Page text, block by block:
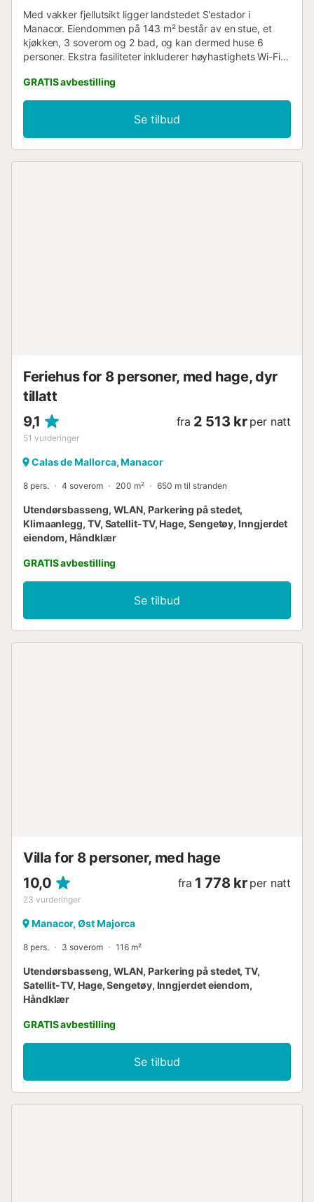
Med vakker fjellutsikt ligger landstedet S'estador i
Manacor. Eiendommen på 143 m² består av en stue, et
kjøkken, 3 soverom og 2 bad, og kan dermed huse 6
personer. Ekstra fasiliteter inkluderer høyhastighets Wi-Fi
tillegg er et bordtennisbord tilgjengelig for bruk.
Barneseng og barnestol er også tilgjengelig. Denne boligen
tilbyr ikke klimaanlegg. Denne ferieboligen har en privat
uteplass med basseng, hage, åpen terrasse, overbygd
terrasse, grillområde og lekeplass. 2 parkeringsplasser er
GRATIS avbestilling
Se tilbud
Feriehus for 8 personer, med hage, dyr
tillatt
9,1
51 vurderinger
fra 2 513 kr per natt
Calas de Mallorca, Manacor
8 pers. 4 soverom 200 m² 650 m til stranden
Utendørsbasseng, WLAN, Parkering på stedet,
Klimaanlegg, TV, Satellit-TV, Hage, Sengetøy, Inngjerdet
eiendom, Håndklær
GRATIS avbestilling
Se tilbud
Villa for 8 personer, med hage
10,0
23 vurderinger
fra 1 778 kr per natt
Manacor, Øst Majorca
8 pers. 3 soverom 116 m²
Utendørsbasseng, WLAN, Parkering på stedet, TV,
Satellit-TV, Hage, Sengetøy, Inngjerdet eiendom,
Håndklær
GRATIS avbestilling
Se tilbud